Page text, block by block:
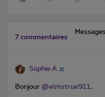
7 commentaires
Sophie A
Bonjour @elmstrue911,